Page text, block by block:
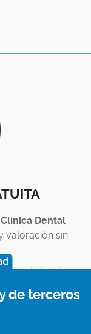
Dental
valoración sin
, tú decides.
de terceros